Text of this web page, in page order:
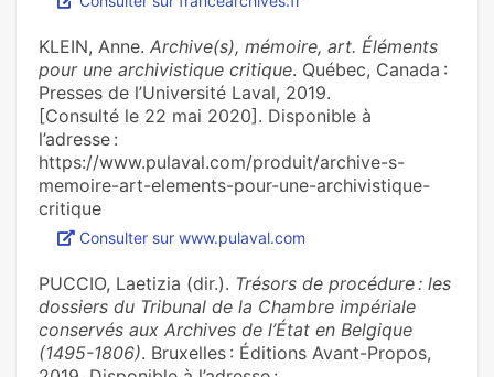
KLEIN, Anne. Archive(s), mémoire, art. Éléments
pour une archivistique critique. Québec, Canada :
Presses de l’Université Laval, 2019.
[Consulté le 22 mai 2020]. Disponible à
l’adresse :
https://www.pulaval.com/produit/archive-s-
memoire-art-elements-pour-une-archivistique-
critique
Consulter sur www.pulaval.com
PUCCIO, Laetizia (dir.). Trésors de procédure : les
dossiers du Tribunal de la Chambre impériale
conservés aux Archives de l’État en Belgique
(1495-1806). Bruxelles : Éditions Avant-Propos,